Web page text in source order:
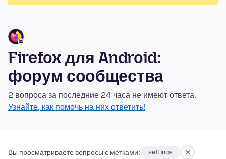
Firefox для Android:
форум сообщества
2 вопроса за последние 24 часа не имеют ответа.
Узнайте, как помочь на них ответить!
Вы просматриваете вопросы с метками: settings